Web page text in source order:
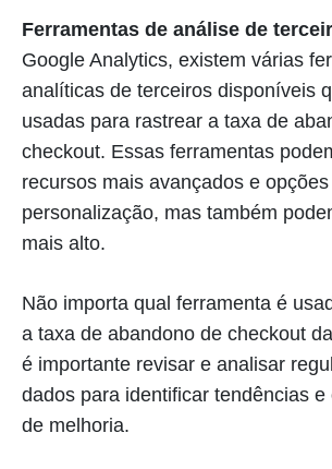
Ferramentas de análise de
Google Analytics, existem várias
analíticas de terceiros disponíveis
usadas para rastrear a taxa de
checkout. Essas ferramentas
recursos mais avançados e
personalização, mas também
mais alto.
Não importa qual ferramenta é
a taxa de abandono de checkout
é importante revisar e analisar
dados para identificar tendências e
de melhoria.